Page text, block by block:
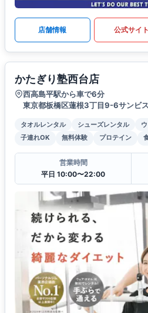
店舗情報 公式サイト
かたぎり塾西台店
西高島平駅から車で6分
東京都板橋区蓮根3丁目9-6サンビ
タオルレンタル シューズレンタル
子連れOK
無料体験 プロテイン
営業時間
平日 10:00〜22:00